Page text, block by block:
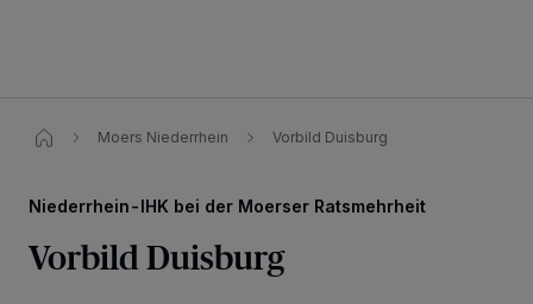
Moers Niederrhein Vorbild Duisburg
Niederrhein-IHK bei der Moerser Ratsmehrheit
Vorbild Duisburg